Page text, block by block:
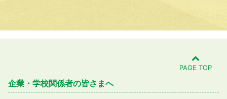
PAGE TOP
企業・学校関係者の皆さまへ